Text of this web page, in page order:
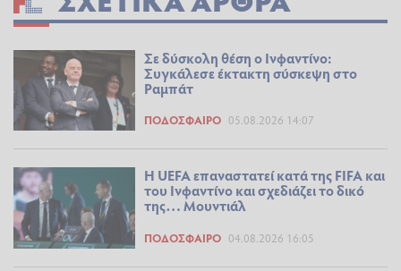
Σε δύσκολη θέση ο Ινφαντίνο:
Συγκάλεσε έκτακτη σύσκεψη στο
Ραμπάτ
ΠΟΔΌΣΦΑΙΡΟ 05.08.2026 14:07
Η UEFA επαναστατεί κατά της FIFA και
του Ινφαντίνο και σχεδιάζει το δικό
της… Μουντιάλ
ΠΟΔΌΣΦΑΙΡΟ 04.08.2026 16:05